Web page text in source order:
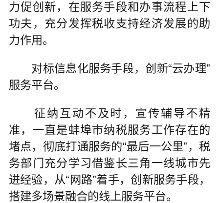
力促创新，在服务手段和办事流程上下
功夫，充分发挥税收支持经济发展的助
力作用。
对标信息化服务手段，创新“云办理”
服务平台。
征纳互动不及时，宣传辅导不精
准，一直是蚌埠市纳税服务工作存在的
堵点，彻底打通服务的“最后一公里”，税
务部门充分学习借鉴长三角一线城市先
进经验，从“网路”着手，创新服务手段，
搭建多场景融合的线上服务平台。